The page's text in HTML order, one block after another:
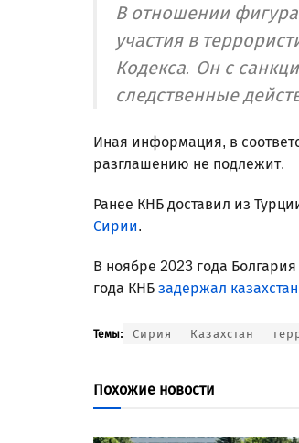
В отношении
участия в
Кодекса. Он с
следственные
Иная информация, в
разглашению не подлежит.
Ранее КНБ доставил из
Сирии.
В ноябре 2023 года Болгария
года КНБ задержал
Темы: Сирия Казахстан
Похожие новости